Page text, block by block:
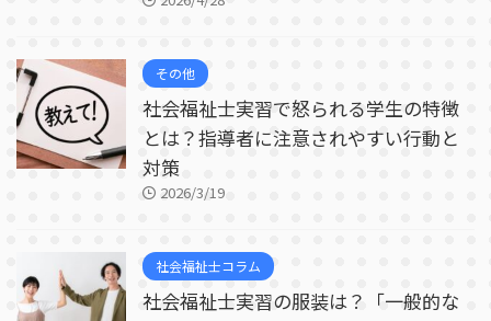
その他
社会福祉士実習で怒られる学生の特徴
とは？指導者に注意されやすい行動と
対策
2026/3/19
社会福祉士コラム
社会福祉士実習の服装は？「一般的な